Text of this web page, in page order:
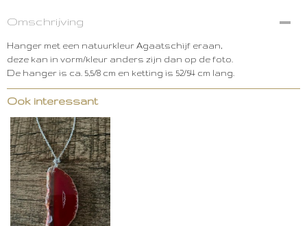
Omschrijving
Hanger met een natuurkleur Agaatschijf eraan,
deze kan in vorm/kleur anders zijn dan op de foto.
De hanger is ca. 5,5/8 cm en ketting is 52/54 cm lang.
Ook interessant